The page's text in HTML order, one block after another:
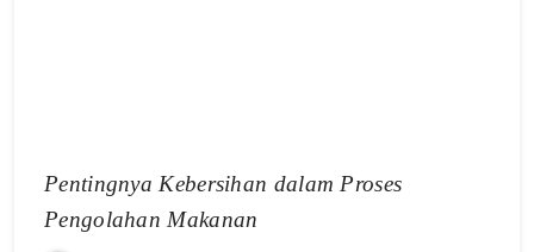
Pentingnya Kebersihan dalam Proses
Pengolahan Makanan